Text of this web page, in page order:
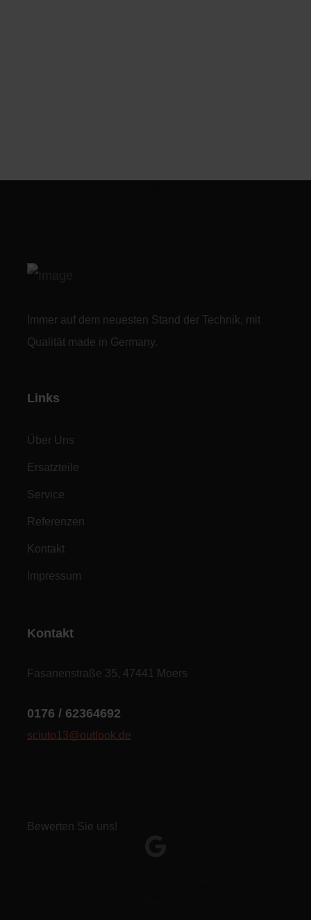
Immer auf dem neuesten Stand der Technik, mit
Qualität made in Germany.
Links
Über Uns
Ersatzteile
Service
Referenzen
Kontakt
Impressum
Kontakt
Fasanenstraße 35, 47441 Moers
0176 / 62364692
sciuto13@outlook.de
Bewerten Sie uns!